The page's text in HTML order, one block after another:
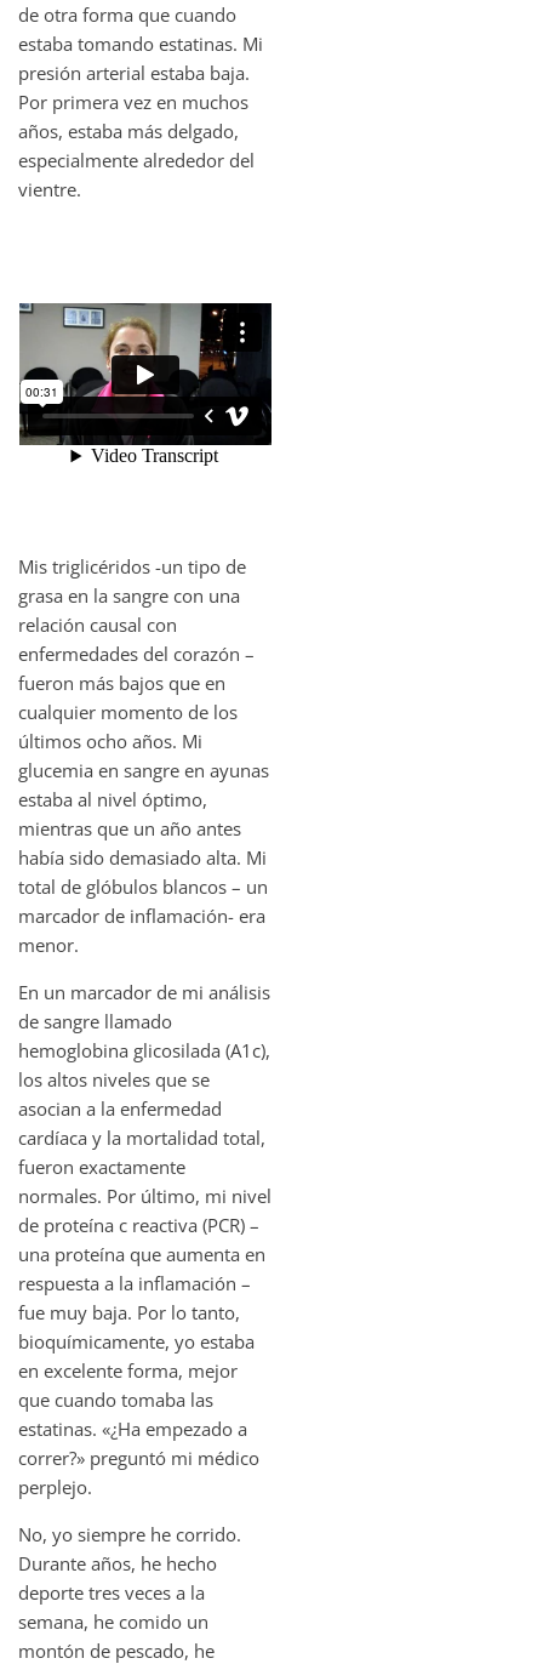
de otra forma que cuando
estaba tomando estatinas. Mi
presión arterial estaba baja.
Por primera vez en muchos
años, estaba más delgado,
especialmente alrededor del
vientre.
Mis triglicéridos -un tipo de
grasa en la sangre con una
relación causal con
enfermedades del corazón –
fueron más bajos que en
cualquier momento de los
últimos ocho años. Mi
glucemia en sangre en ayunas
estaba al nivel óptimo,
mientras que un año antes
había sido demasiado alta. Mi
total de glóbulos blancos – un
marcador de inflamación- era
menor.
En un marcador de mi análisis
de sangre llamado
hemoglobina glicosilada (A1c),
los altos niveles que se
asocian a la enfermedad
cardíaca y la mortalidad total,
fueron exactamente
normales. Por último, mi nivel
de proteína c reactiva (PCR) –
una proteína que aumenta en
respuesta a la inflamación –
fue muy baja. Por lo tanto,
bioquímicamente, yo estaba
en excelente forma, mejor
que cuando tomaba las
estatinas. «¿Ha empezado a
correr?» preguntó mi médico
perplejo.
No, yo siempre he corrido.
Durante años, he hecho
deporte tres veces a la
semana, he comido un
montón de pescado, he